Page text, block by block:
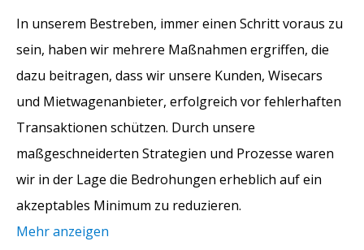
In unserem Bestreben, immer einen Schritt voraus zu
sein, haben wir mehrere Maßnahmen ergriffen, die
dazu beitragen, dass wir unsere Kunden, Wisecars
und Mietwagenanbieter, erfolgreich vor fehlerhaften
Transaktionen schützen. Durch unsere
maßgeschneiderten Strategien und Prozesse waren
wir in der Lage die Bedrohungen erheblich auf ein
akzeptables Minimum zu reduzieren.
Mehr anzeigen